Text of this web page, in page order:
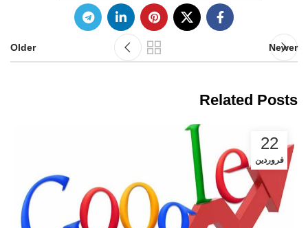
Newer
Older
Related Posts
22
فروردین